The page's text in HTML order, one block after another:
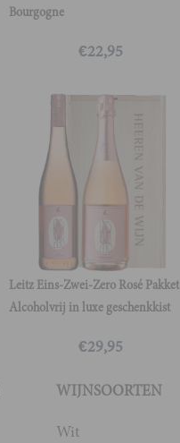
Bourgogne
€22,95
Leitz Eins-Zwei-Zero Rosé Pakket
Alcoholvrij in luxe geschenkkist
€29,95
WIJNSOORTEN
Wit